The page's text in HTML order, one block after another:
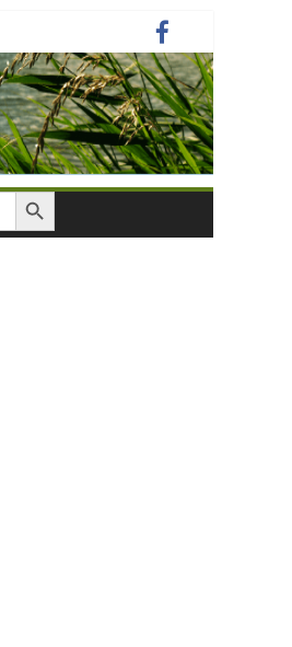
Search Button